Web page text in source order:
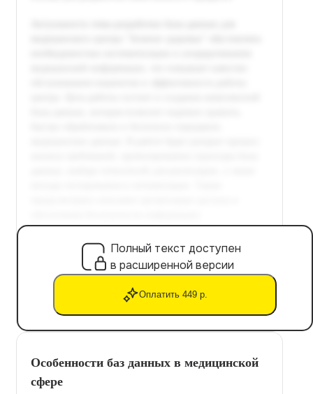
Полный текст доступен
в расширенной версии
Оплатить 449 р.
Особенности баз данных в медицинской
сфере